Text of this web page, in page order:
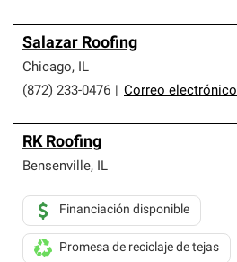
Salazar Roofing
Chicago, IL
(872) 233-0476
Correo electrónico
RK Roofing
Bensenville, IL
Financiación disponible
Promesa de reciclaje de tejas